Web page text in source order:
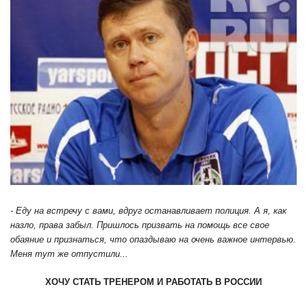
- Еду на встречу с вами, вдруг останавливает полиция. А я, как
назло, права забыл. Пришлось призвать на помощь все свое
обаяние и признаться, что опаздываю на очень важное интервью.
Меня тут же отпустили...
ХОЧУ СТАТЬ ТРЕНЕРОМ И РАБОТАТЬ В РОССИИ